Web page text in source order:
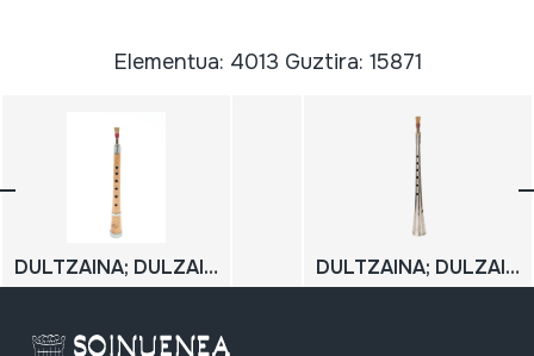
Elementua: 4013 Guztira: 15871
DULTZAINA; DULZAINA DULTZAINA; DULZAINA